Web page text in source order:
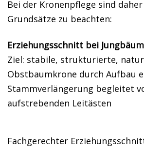
Bei der Kronenpflege sind
Grundsätze zu beachten:
Erziehungsschnitt bei
Ziel: stabile, strukturierte,
Obstbaumkrone durch Aufbau
Stammverlängerung begleitet
aufstrebenden Leitästen
Fachgerechter